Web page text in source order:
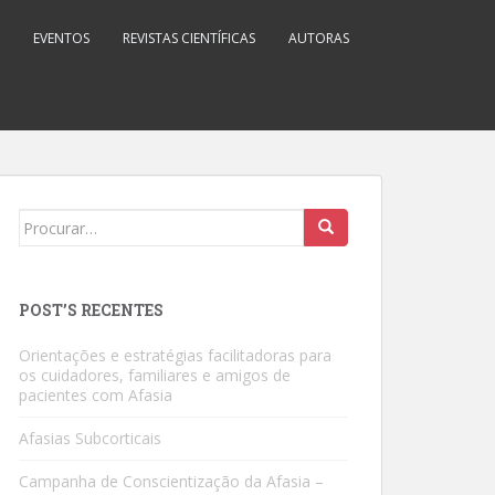
EVENTOS REVISTAS CIENTÍFICAS AUTORAS
Search
POST’S RECENTES
Orientações e estratégias facilitadoras para
os cuidadores, familiares e amigos de
pacientes com Afasia
Afasias Subcorticais
Campanha de Conscientização da Afasia –